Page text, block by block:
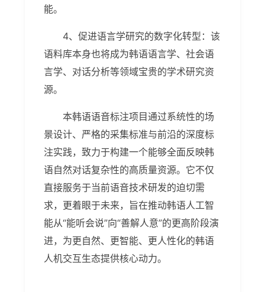
能。
4、促进语言学研究的数字化转型：该
语料库本身也将成为韩语语言学、社会语
言学、对话分析等领域宝贵的学术研究资
源。
本韩语语音标注项目通过系统性的场
景设计、严格的采集标准与前沿的深度标
注实践，致力于构建一个能够全面反映韩
语自然对话复杂性的高质量资源。它不仅
直接服务于当前语音技术研发的迫切需
求，更着眼于未来，旨在推动韩语人工智
能从“能听会说”向“善解人意”的更高阶段演
进，为更自然、更智能、更人性化的韩语
人机交互生态提供核心动力。